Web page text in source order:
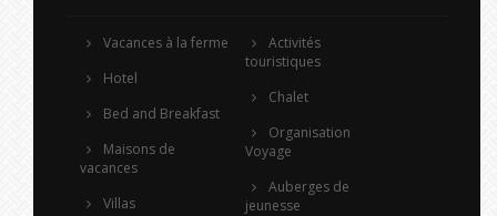
Vacances à la ferme
Hotel
Bed and Breakfast
Maisons de
vacances
Villas
Activités
touristiques
Chalet
Organisation
Voyage
Auberges de
jeunesse